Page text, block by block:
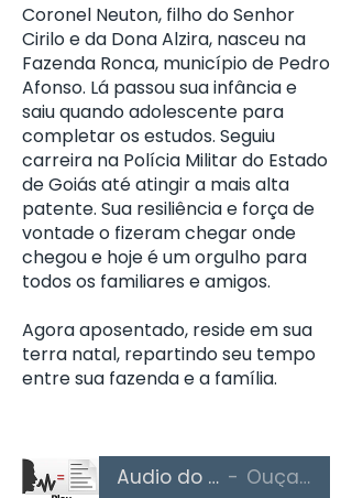
Coronel Neuton, filho do Senhor
Cirilo e da Dona Alzira, nasceu na
Fazenda Ronca, município de Pedro
Afonso. Lá passou sua infância e
saiu quando adolescente para
completar os estudos. Seguiu
carreira na Polícia Militar do Estado
de Goiás até atingir a mais alta
patente. Sua resiliência e força de
vontade o fizeram chegar onde
chegou e hoje é um orgulho para
todos os familiares e amigos.
Agora aposentado, reside em sua
terra natal, repartindo seu tempo
entre sua fazenda e a família.
Áudio do Texto Ouça Aqui